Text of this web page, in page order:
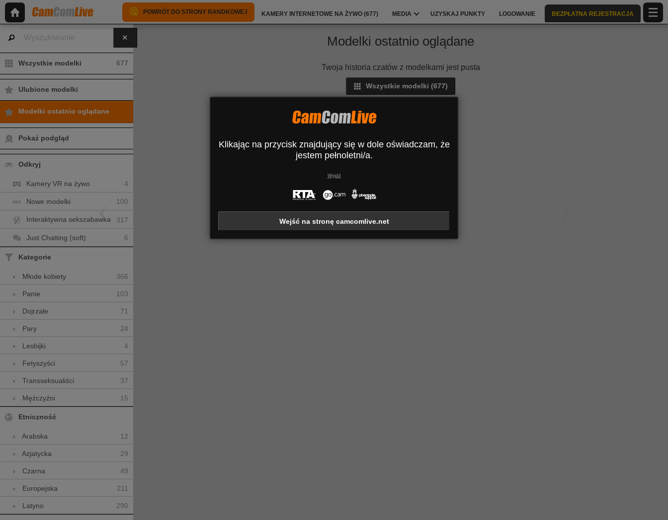
POWRÓT DO STRONY RANDKOWEJ KAMERY INTERNETOWE NA ŻYWO (677) MEDIA UZYSKAJ PUNKTY LOGOWANIE BEZPŁATNA REJESTRACJA
Wszystkie modelki 677
Ulubione modelki
Modelki ostatnio oglądane
Pokaż podgląd
Odkryj
Kamery VR na żywo 4
Nowe modelki 100
Interaktywna sekszabawka 317
Just Chatting (soft) 6
Kategorie
› Młode kobiety 366
› Panie 103
› Dojrzałe 71
› Pary 24
› Lesbijki 4
› Fetyszyści 57
› Transseksualiści 37
› Mężczyźni 15
Etniczność
› Arabska 12
› Azjatycka 29
› Czarna 49
› Europejska 211
› Latyno 290
Modelki ostatnio oglądane
Twoja historia czatów z modelkami jest pusta
Wszystkie modelki (677)
Euphorias SpencerLe
Klikając na przycisk znajdujący się w dole oświadczam, że
jestem pełnoletni/a.
Wyjdź
Wejść na stronę camcomlive.net